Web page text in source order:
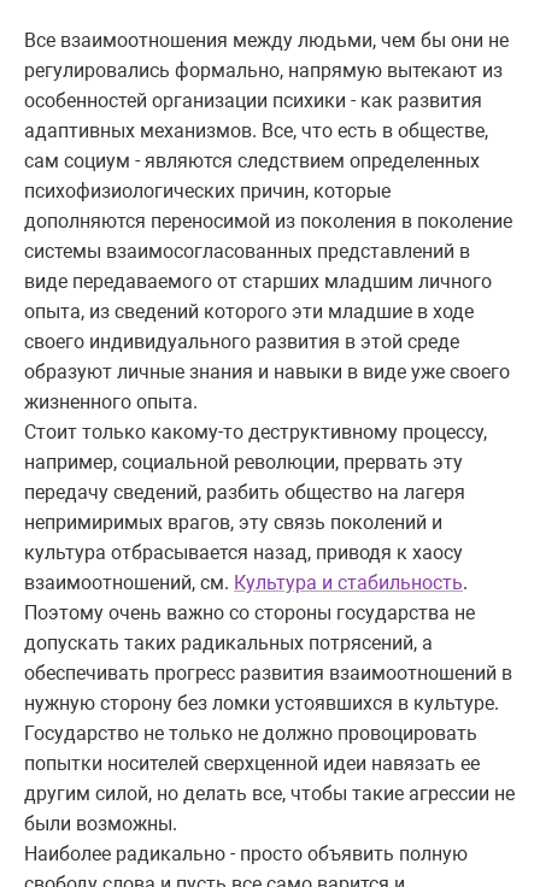
Все взаимоотношения между людьми, чем бы они не
регулировались формально, напрямую вытекают из
особенностей организации психики - как развития
адаптивных механизмов. Все, что есть в обществе,
сам социум - являются следствием определенных
психофизиологических причин, которые
дополняются переносимой из поколения в поколение
системы взаимосогласованных представлений в
виде передаваемого от старших младшим личного
опыта, из сведений которого эти младшие в ходе
своего индивидуального развития в этой среде
образуют личные знания и навыки в виде уже своего
жизненного опыта.
Стоит только какому-то деструктивному процессу,
например, социальной революции, прервать эту
передачу сведений, разбить общество на лагеря
непримиримых врагов, эту связь поколений и
культура отбрасывается назад, приводя к хаосу
взаимоотношений, см. Культура и стабильность.
Поэтому очень важно со стороны государства не
допускать таких радикальных потрясений, а
обеспечивать прогресс развития взаимоотношений в
нужную сторону без ломки устоявшихся в культуре.
Государство не только не должно провоцировать
попытки носителей сверхценной идеи навязать ее
другим силой, но делать все, чтобы такие агрессии не
были возможны.
Наиболее радикально - просто объявить полную